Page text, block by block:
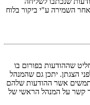
השמירה ע"י ביקור בלוח
שההודעות בפורום בו
הצגתן. יתכן גם שהמנהל
אשר ההודעות שלהם
קשר על המנהל הראשי של